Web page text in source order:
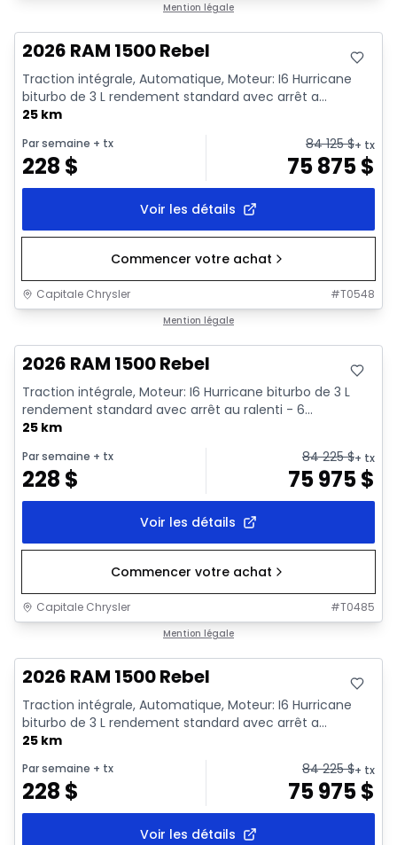
Mention légale
2026 RAM 1500 Rebel
Traction intégrale, Automatique, Moteur: I6 Hurricane
biturbo de 3 L rendement standard avec arrêt a...
25 km
Par semaine + tx
228 $
84 125$+ tx
75 875$
Voir les détails
Commencer votre achat
Capitale Chrysler #T0548
Mention légale
2026 RAM 1500 Rebel
Traction intégrale, Moteur: I6 Hurricane biturbo de 3 L
rendement standard avec arrêt au ralenti - 6...
25 km
Par semaine + tx
228 $
84 225$+ tx
75 975$
Voir les détails
Commencer votre achat
Capitale Chrysler #T0485
Mention légale
2026 RAM 1500 Rebel
Traction intégrale, Automatique, Moteur: I6 Hurricane
biturbo de 3 L rendement standard avec arrêt a...
25 km
Par semaine + tx
228 $
84 225$+ tx
75 975$
Voir les détails